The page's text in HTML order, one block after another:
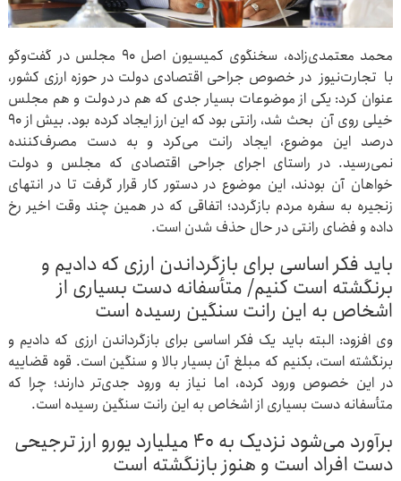
محمد معتمدی‌زاده، سخنگوی کمیسیون اصل ۹۰ مجلس در گفت‌وگو
با تجارت‌نیوز در خصوص جراحی اقتصادی دولت در حوزه ارزی کشور،
عنوان کرد: یکی از موضوعات بسیار جدی که هم در دولت و هم مجلس
خیلی روی آن بحث شد، رانتی بود که این ارز ایجاد کرده بود. بیش از ۹۰
درصد این موضوع، ایجاد رانت می‌کرد و به دست مصرف‌کننده
نمی‌رسید. در راستای اجرای جراحی اقتصادی که مجلس و دولت
خواهان آن بودند، این موضوع در دستور کار قرار گرفت تا در انتهای
زنجیره به سفره مردم بازگردد؛ اتفاقی که در همین چند وقت اخیر رخ
داده و فضای رانتی در حال حذف شدن است.
باید فکر اساسی برای بازگرداندن ارزی که دادیم و
برنگشته است کنیم/ متأسفانه دست بسیاری از
اشخاص به این رانت سنگین رسیده است
وی افزود: البته باید یک فکر اساسی برای بازگرداندن ارزی که دادیم و
برنگشته است، بکنیم که مبلغ آن بسیار بالا و سنگین است. قوه قضاییه
در این خصوص ورود کرده، اما نیاز به ورود جدی‌تر دارند؛ چرا که
متأسفانه دست بسیاری از اشخاص به این رانت سنگین رسیده است.
برآورد می‌شود نزدیک به ۴۰ میلیارد یورو ارز ترجیحی
دست افراد است و هنوز بازنگشته است